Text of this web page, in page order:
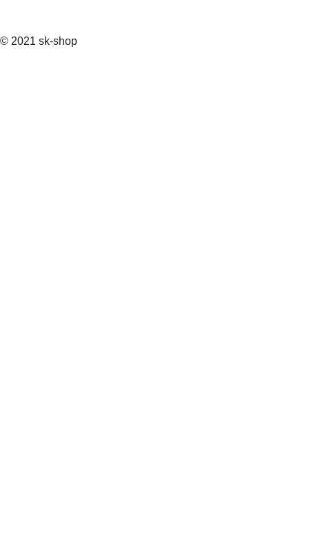
© 2021 sk-shop